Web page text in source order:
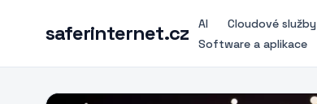
saferinternet.cz AI Cloudové služby
Software a aplikace